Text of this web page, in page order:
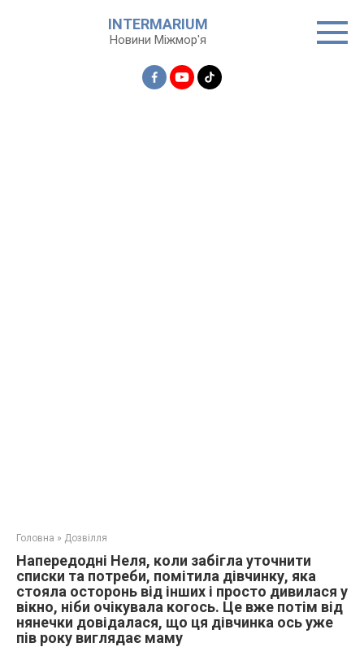
INTERMARIUM
Новини Міжмор'я
Головна » Дозвілля
Напередодні Неля, коли забігла уточнити
списки та потреби, помітила дівчинку, яка
стояла осторонь від інших і просто дивилася у
вікно, ніби очікувала когось. Це вже потім від
нянечки довідалася, що ця дівчинка ось уже
пів року виглядає маму